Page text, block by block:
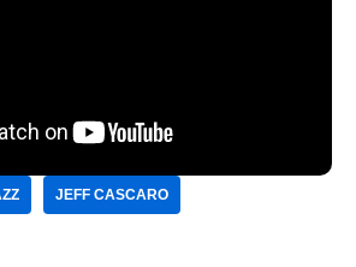
JEFF CASCARO